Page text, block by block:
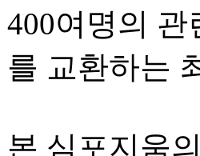
400여명의
를 교환하는
본 심포지움